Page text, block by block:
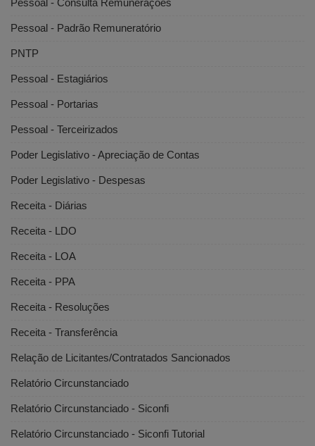
Pessoal - Consulta Remunerações
Pessoal - Padrão Remuneratório
PNTP
Pessoal - Estagiários
Pessoal - Portarias
Pessoal - Terceirizados
Poder Legislativo - Apreciação de Contas
Poder Legislativo - Despesas
Receita - Diárias
Receita - LDO
Receita - LOA
Receita - PPA
Receita - Resoluções
Receita - Transferência
Relação de Licitantes/Contratados Sancionados
Relatório Circunstanciado
Relatório Circunstanciado - Siconfi
Relatório Circunstanciado - Siconfi Tutorial